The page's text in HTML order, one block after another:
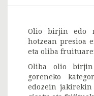
Olio birjin edo
hotzean presioa
eta oliba
Oliba olio
goreneko
edozein